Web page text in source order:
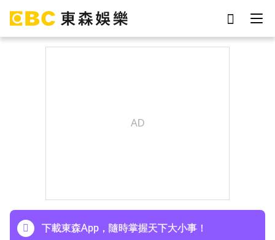
下載東森App，隨時掌握天下大小事！